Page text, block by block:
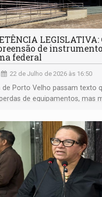
de
federal
22 de Julho de 2026 às 16:50
de Porto Velho passam texto
de equipamentos, mas